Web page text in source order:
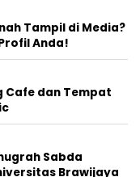
Tampil di Media?
Anda!
Cafe dan Tempat
Sabda
Brawijaya